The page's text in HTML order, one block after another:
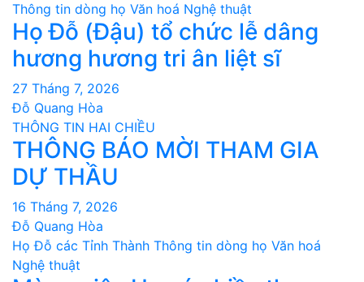
Thông tin dòng họ Văn hoá Nghệ thuật
Họ Đỗ (Đậu) tổ chức lễ dâng
hương hương tri ân liệt sĩ
27 Tháng 7, 2026
Đỗ Quang Hòa
THÔNG TIN HAI CHIỀU
THÔNG BÁO MỜI THAM GIA
DỰ THẦU
16 Tháng 7, 2026
Đỗ Quang Hòa
Họ Đỗ các Tỉnh Thành Thông tin dòng họ Văn hoá
Nghệ thuật